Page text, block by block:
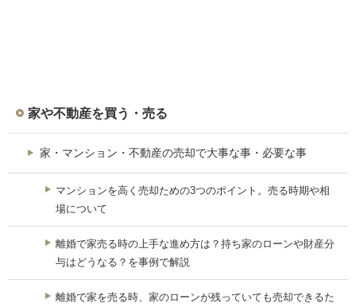
家や不動産を買う・売る
家・マンション・不動産の売却で大事な事・必要な事
マンションを高く売却ための3つのポイント。売る時期や相
場について
離婚で家売る時の上手な進め方は？持ち家のローンや財産分
与はどうなる？を事例で解説
離婚で家を売る時、家のローンが残っていても売却できるた